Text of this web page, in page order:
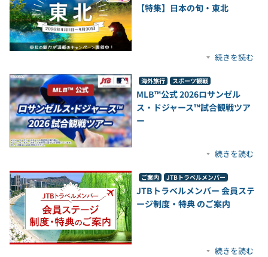
【特集】日本の旬・東北
続きを読む
海外旅行 スポーツ観戦
MLB™公式 2026ロサンゼル
ス・ドジャース™試合観戦ツア
ー
続きを読む
ご案内 JTBトラベルメンバー
JTBトラベルメンバー 会員ステ
ージ制度・特典 のご案内
続きを読む